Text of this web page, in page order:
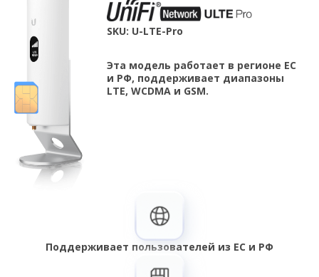
SKU: U-LTE-Pro
Эта модель работает в регионе ЕС
и РФ, поддерживает диапазоны
LTE, WCDMA и GSM.
Поддерживает пользователей из ЕС и РФ